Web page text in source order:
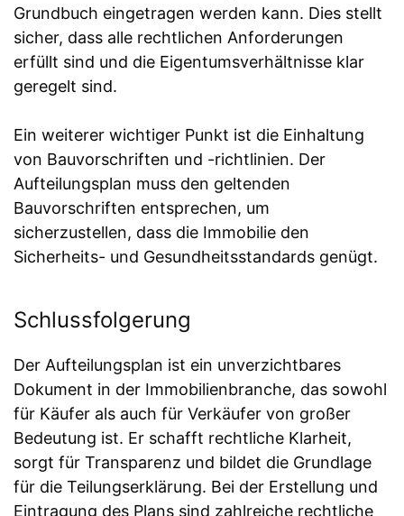
Grundbuch eingetragen werden kann. Dies stellt
sicher, dass alle rechtlichen Anforderungen
erfüllt sind und die Eigentumsverhältnisse klar
geregelt sind.
Ein weiterer wichtiger Punkt ist die Einhaltung
von Bauvorschriften und -richtlinien. Der
Aufteilungsplan muss den geltenden
Bauvorschriften entsprechen, um
sicherzustellen, dass die Immobilie den
Sicherheits- und Gesundheitsstandards genügt.
Schlussfolgerung
Der Aufteilungsplan ist ein unverzichtbares
Dokument in der Immobilienbranche, das sowohl
für Käufer als auch für Verkäufer von großer
Bedeutung ist. Er schafft rechtliche Klarheit,
sorgt für Transparenz und bildet die Grundlage
für die Teilungserklärung. Bei der Erstellung und
Eintragung des Plans sind zahlreiche rechtliche